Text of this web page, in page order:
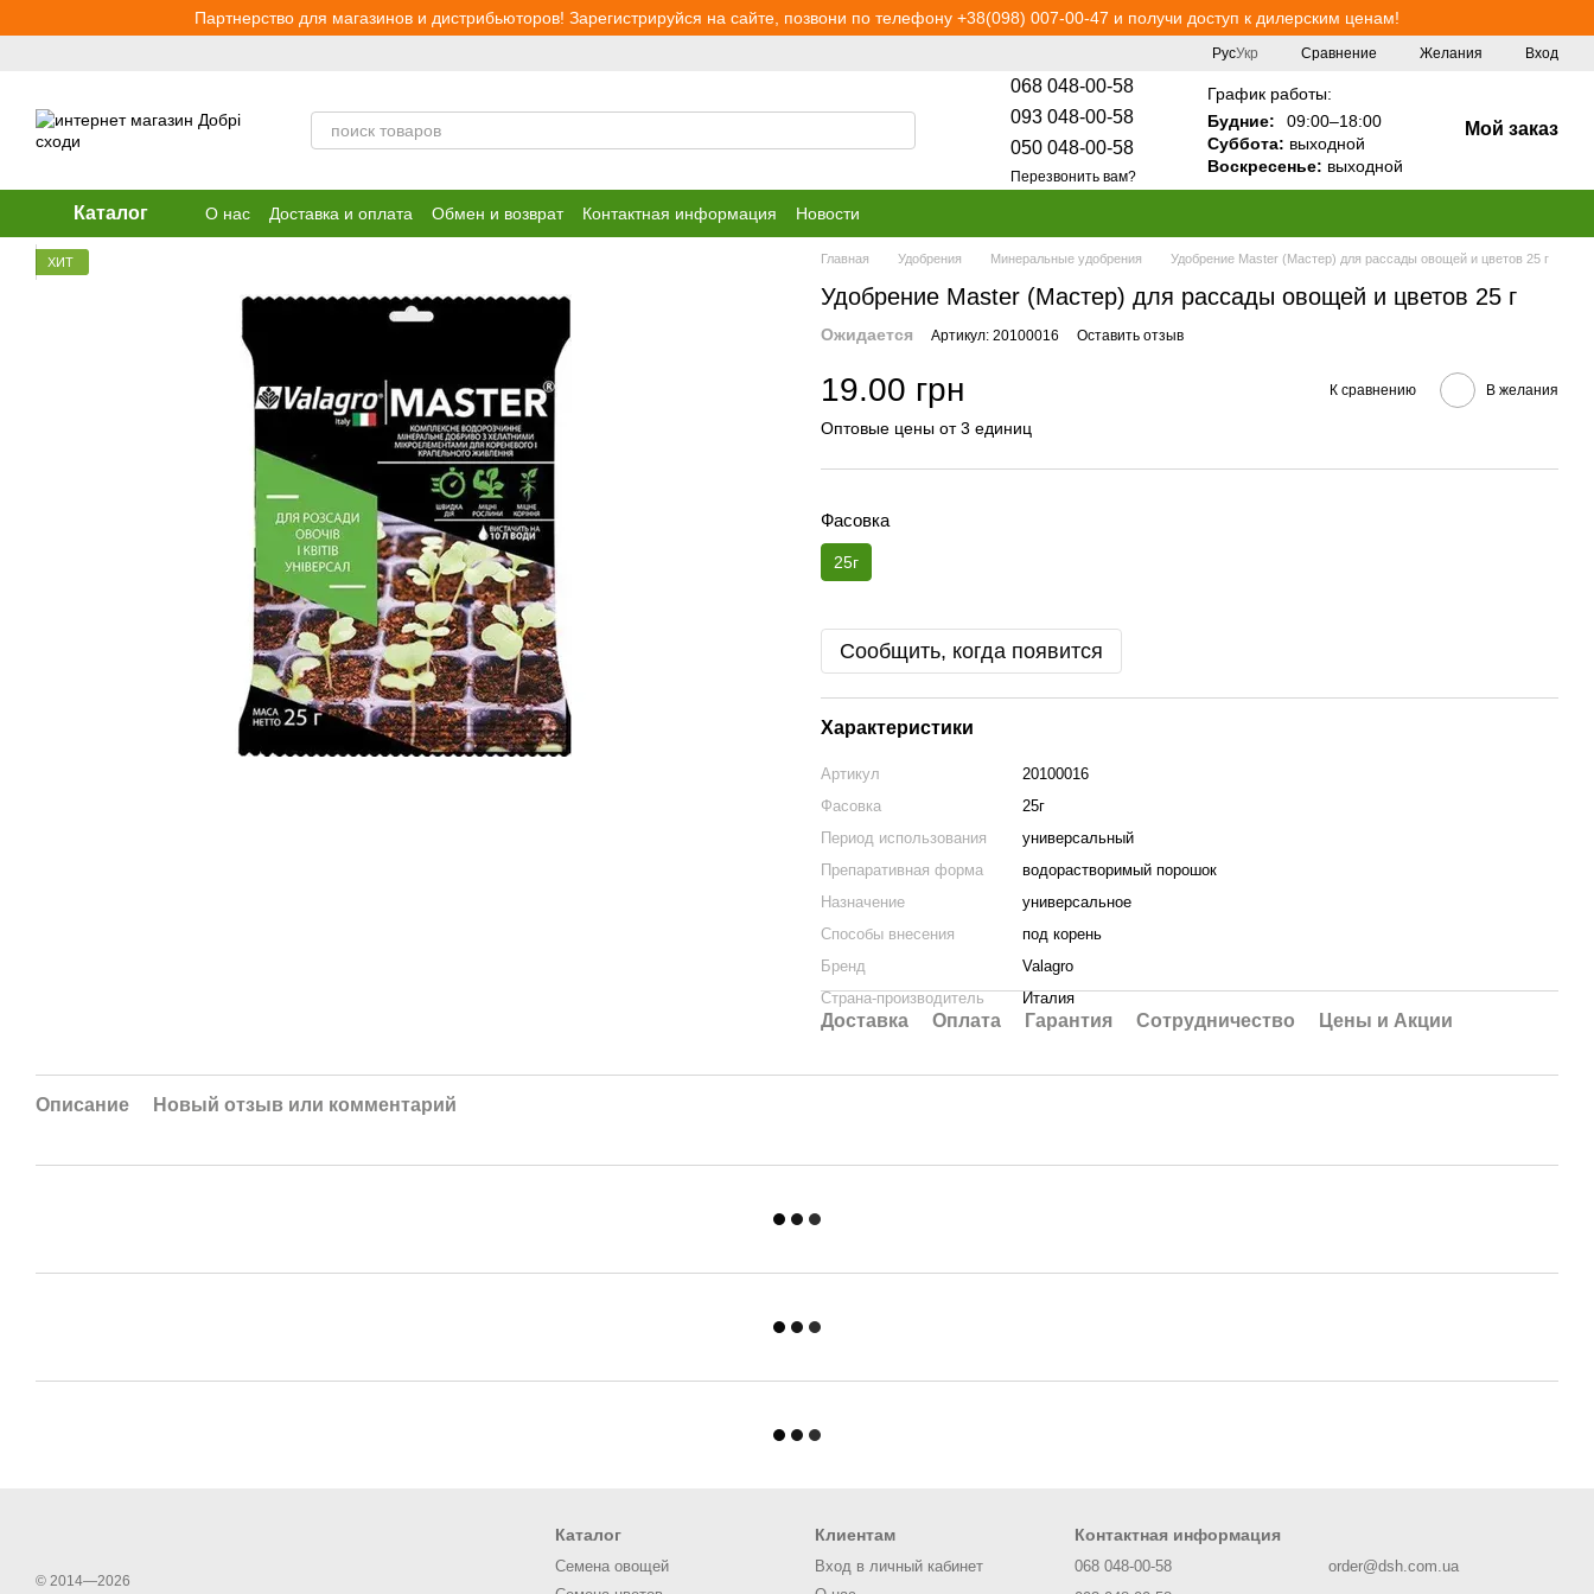
Перейти к основному контентуПартнерство для магазинов и дистрибьюторов! Зарегистрируйся на сайте, позвони по телефону +38(098) 007-00-47 и получи доступ к дилерским ценам!
РусУкр Сравнение Желания Вход
068 048-00-58
093 048-00-58
050 048-00-58
Перезвонить вам?
График работы:
Будние:
09:00–18:00
Суббота: выходной
Воскресенье: выходной
Мой заказ
Каталог О нас Доставка и оплата Обмен и возврат Контактная информация Новости
ХИТ Главная Удобрения Минеральные удобрения Удобрение Master (Мастер) для рассады овощей и цветов 25 г
Удобрение Master (Мастер) для рассады овощей и цветов 25 г
Ожидается Артикул: 20100016 Оставить отзыв
19.00 грн К сравнению В желания
Оптовые цены от 3 единиц
Фасовка
25г
Сообщить, когда появится
Характеристики
Артикул
20100016
Фасовка
25г
Период использования
универсальный
Препаративная форма
водорастворимый порошок
Назначение
универсальное
Способы внесения
под корень
Бренд
Valagro
Страна-производитель
Италия
Доставка Оплата Гарантия Сотрудничество Цены и Акции
Описание Новый отзыв или комментарий
© 2014—2026
Каталог
Семена овощей
Клиентам
Вход в личный кабинет
Контактная информация
068 048-00-58
order@dsh.com.ua